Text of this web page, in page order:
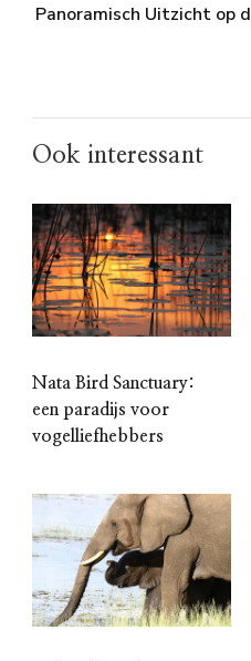
Panoramisch Uitzicht op
Ook interessant
Nata Bird Sanctuary:
een paradijs voor
vogelliefhebbers